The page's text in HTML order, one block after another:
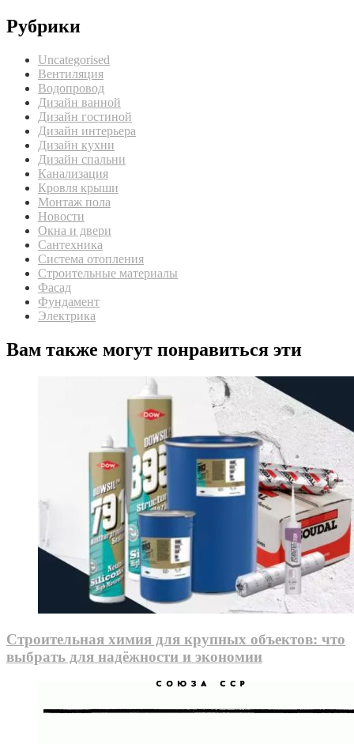
Рубрики
Uncategorised
Вентиляция
Водопровод
Дизайн ванной
Дизайн гостиной
Дизайн интерьера
Дизайн кухни
Дизайн спальни
Канализация
Кровля крыши
Монтаж пола
Новости
Окна и двери
Сантехника
Система отопления
Строительные материалы
Фасад
Фундамент
Электрика
Вам также могут понравиться эти
Строительная химия для крупных объектов: что
выбрать для надёжности и экономии